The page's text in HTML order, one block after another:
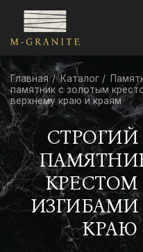
Главная Каталог
памятник с золотым
верхнему краю и краям
ИЗГИБАМИ
КРАЮ